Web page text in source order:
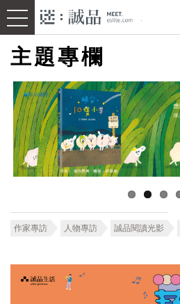
主題專欄
作家專訪 人物專訪 誠品閱讀光影